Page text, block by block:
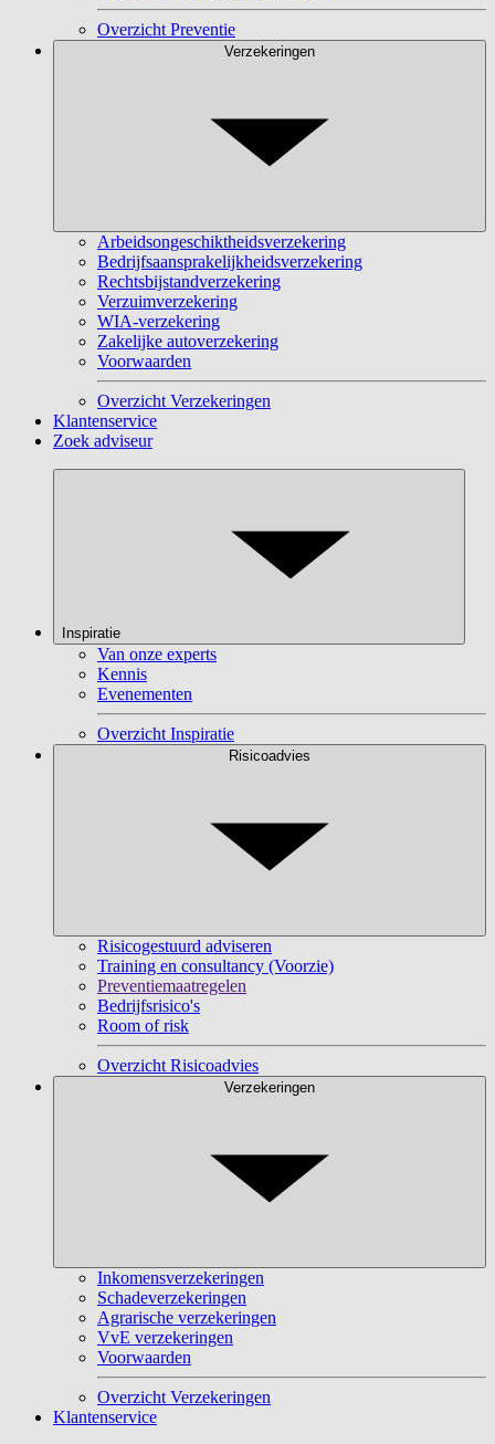
Overzicht Preventie
Verzekeringen
Arbeidsongeschiktheidsverzekering
Bedrijfsaansprakelijkheidsverzekering
Rechtsbijstandverzekering
Verzuimverzekering
WIA-verzekering
Zakelijke autoverzekering
Voorwaarden
Overzicht Verzekeringen
Klantenservice
Zoek adviseur
Inspiratie
Van onze experts
Kennis
Evenementen
Overzicht Inspiratie
Risicoadvies
Risicogestuurd adviseren
Training en consultancy (Voorzie)
Preventiemaatregelen
Bedrijfsrisico's
Room of risk
Overzicht Risicoadvies
Verzekeringen
Inkomensverzekeringen
Schadeverzekeringen
Agrarische verzekeringen
VvE verzekeringen
Voorwaarden
Overzicht Verzekeringen
Klantenservice